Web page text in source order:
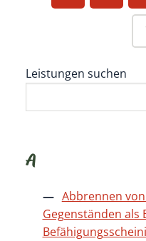
Leistungen suchen
A
Abbrennen
Gegenständen als